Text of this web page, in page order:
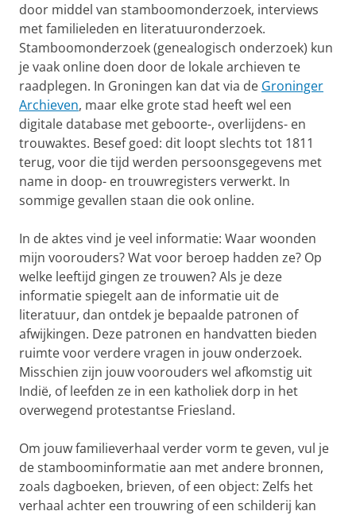
door middel van stamboomonderzoek, interviews
met familieleden en literatuuronderzoek.
Stamboomonderzoek (genealogisch onderzoek) kun
je vaak online doen door de lokale archieven te
raadplegen. In Groningen kan dat via de Groninger
Archieven, maar elke grote stad heeft wel een
digitale database met geboorte-, overlijdens- en
trouwaktes. Besef goed: dit loopt slechts tot 1811
terug, voor die tijd werden persoonsgegevens met
name in doop- en trouwregisters verwerkt. In
sommige gevallen staan die ook online.
In de aktes vind je veel informatie: Waar woonden
mijn voorouders? Wat voor beroep hadden ze? Op
welke leeftijd gingen ze trouwen? Als je deze
informatie spiegelt aan de informatie uit de
literatuur, dan ontdek je bepaalde patronen of
afwijkingen. Deze patronen en handvatten bieden
ruimte voor verdere vragen in jouw onderzoek.
Misschien zijn jouw voorouders wel afkomstig uit
Indië, of leefden ze in een katholiek dorp in het
overwegend protestantse Friesland.
Om jouw familieverhaal verder vorm te geven, vul je
de stamboominformatie aan met andere bronnen,
zoals dagboeken, brieven, of een object: Zelfs het
verhaal achter een trouwring of een schilderij kan